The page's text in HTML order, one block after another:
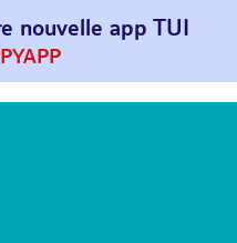
nouvelle app TUI
sur votre